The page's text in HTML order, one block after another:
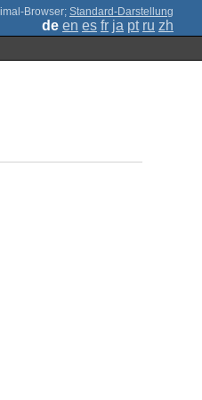
; Standard-Darstellung
de en es fr ja pt ru zh